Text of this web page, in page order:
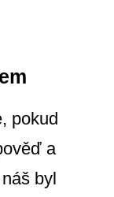
pokud
a
byl